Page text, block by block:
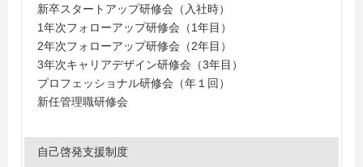
新卒スタートアップ研修会（入社時）
1年次フォローアップ研修会（1年目）
2年次フォローアップ研修会（2年目）
3年次キャリアデザイン研修会（3年目）
プロフェッショナル研修会（年１回）
新任管理職研修会
自己啓発支援制度